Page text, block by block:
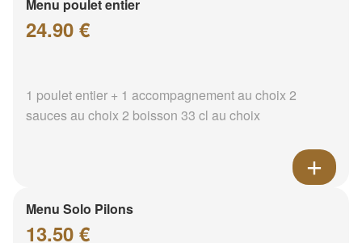
Menu poulet entier
24.90 €
1 poulet entier + 1 accompagnement au choix 2
sauces au choix 2 boisson 33 cl au choix
Menu Solo Pilons
13.50 €